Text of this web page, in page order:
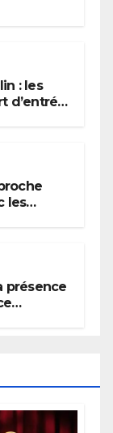
: les
d’entrée
les
présence